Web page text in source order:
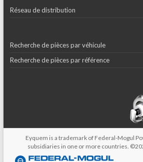
Réseau de distribution
Recherche de pièces par véhicule
Recherche de pièces par référence
Eyquem is a trademark of Federal-Mogul
subsidiaries in one or more countries.